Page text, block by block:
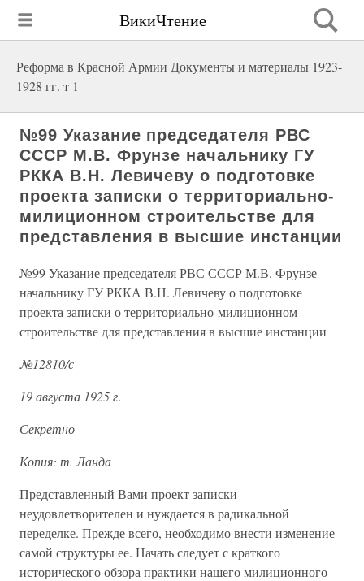
ВикиЧтение
Реформа в Красной Армии Документы и материалы 1923-
1928 гг. т 1
№99 Указание председателя РВС
СССР М.В. Фрунзе начальнику ГУ
РККА В.Н. Левичеву о подготовке
проекта записки о территориально-
милиционном строительстве для
представления в высшие инстанции
№99 Указание председателя РВС СССР М.В. Фрунзе
начальнику ГУ РККА В.Н. Левичеву о подготовке
проекта записки о территориально-милиционном
строительстве для представления в высшие инстанции
№12810/с
19 августа 1925 г.
Секретно
Копия: т. Ланда
Представленный Вами проект записки
неудовлетворителен и нуждается в радикальной
переделке. Прежде всего, необходимо внести изменение
самой структуры ее. Начать следует с краткого
исторического обзора практики нашего милиционного